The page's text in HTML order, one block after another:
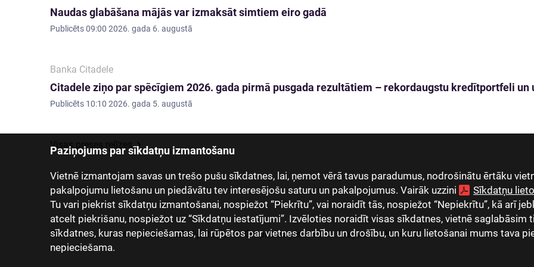
Paziņojums par sīkdatņu izmantošanu
Vietnē izmantojam savas un trešo pušu sīkdatnes, lai, ņemot vērā tavus paradumus, nodrošinātu ērtāku
pakalpojumu lietošanu un piedāvātu tev interesējošu saturu un pakalpojumus. Vairāk uzzini
Sīkdatņu
Tu vari piekrist sīkdatņu izmantošanai, nospiežot “Piekrītu”, vai noraidīt tās, nospiežot “Nepiekrītu”, kā arī
atcelt piekrišanu, nospiežot uz “Sīkdatņu iestatījumi”. Izvēloties noraidīt visas sīkdatnes, vietnē saglabāsim
sīkdatnes, kuras nepieciešamas, lai rūpētos par vietnes darbību un drošību, un kuru lietošanai mums tava
nepieciešama.
Naudas glabāšana mājās var izmaksāt simtiem eiro gadā
Publicēts09:00 2026. gada 6. augustā
Banka Citadele
Citadele ziņo par spēcīgiem 2026. gada pirmā pusgada rezultātiem – rekordaugstu kredītportfeli
Publicēts 10:10 2026. gada 5. augustā
Visas preses relīzes
Par mums Investoriem Mediju telpa Grupas uzņēmumi Karjera Kontakti